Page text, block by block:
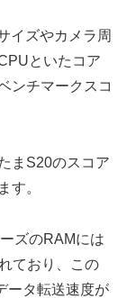
イズやカメラ周
といたコア
ンチマークスコ
まS20のスコア
す。
ズのRAMには
ており、この
ータ転送速度が